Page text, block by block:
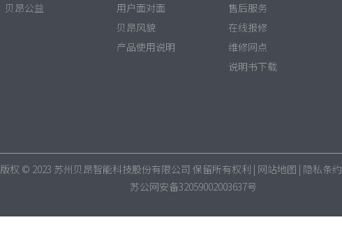
贝昂公益
用户面对面
贝昂风貌
产品使用说明
售后服务
在线报修
维修网点
说明书下载
版权 © 2023 苏州贝昂智能科技股份有限公司 保留所有权利 | 网站地图 | 隐私条约
苏公网安备32059002003637号